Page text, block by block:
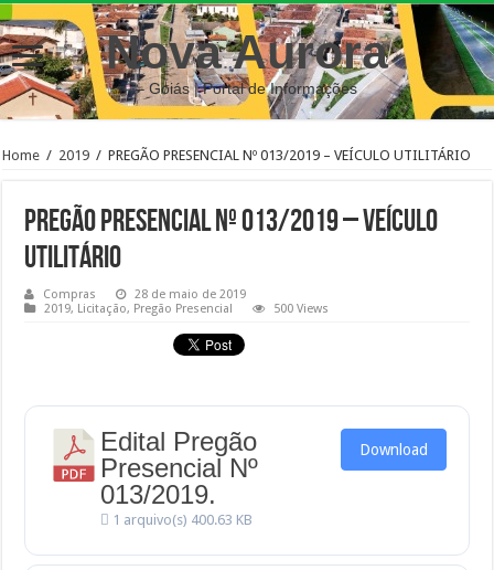
Nova Aurora
– Goiás | Portal de Informações
Home / 2019 / PREGÃO PRESENCIAL Nº 013/2019 – VEÍCULO UTILITÁRIO
PREGÃO PRESENCIAL Nº 013/2019 – VEÍCULO
UTILITÁRIO
Compras
28 de maio de 2019
2019, Licitação, Pregão Presencial 500 Views
Edital Pregão
Presencial Nº
013/2019.
1 arquivo(s) 400.63 KB
Download